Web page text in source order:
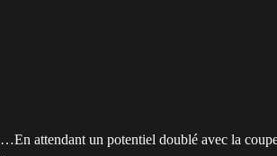
…En attendant un potentiel doublé avec la